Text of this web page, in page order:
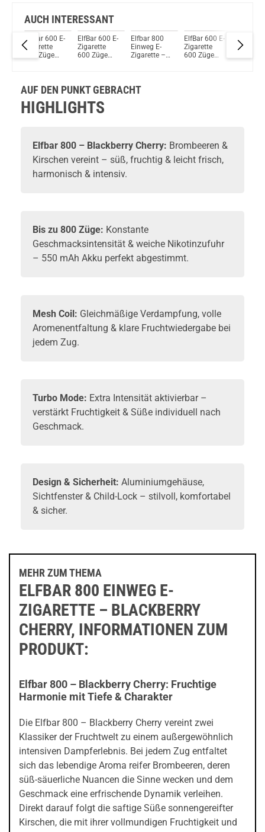
AUCH INTERESSANT
ElfBar 600 E-
Zigarette
600 Züge
ElfBar 600 E-
Zigarette
600 Züge
Elfbar 800
Einweg E-
Zigarette –
ElfBar 600 E-
Zigarette
600 Züge
Elfbar
Einweg
AUF DEN PUNKT GEBRACHT
HIGHLIGHTS
Elfbar 800 – Blackberry Cherry: Brombeeren &
Kirschen vereint – süß, fruchtig & leicht frisch,
harmonisch & intensiv.
Bis zu 800 Züge: Konstante
Geschmacksintensität & weiche Nikotinzufuhr
– 550 mAh Akku perfekt abgestimmt.
Mesh Coil: Gleichmäßige Verdampfung, volle
Aromenentfaltung & klare Fruchtwiedergabe bei
jedem Zug.
Turbo Mode: Extra Intensität aktivierbar –
verstärkt Fruchtigkeit & Süße individuell nach
Geschmack.
Design & Sicherheit: Aluminiumgehäuse,
Sichtfenster & Child-Lock – stilvoll, komfortabel
& sicher.
MEHR ZUM THEMA
ELFBAR 800 EINWEG E-
ZIGARETTE – BLACKBERRY
CHERRY, INFORMATIONEN ZUM
PRODUKT:
Elfbar 800 – Blackberry Cherry: Fruchtige
Harmonie mit Tiefe & Charakter
Die Elfbar 800 – Blackberry Cherry vereint zwei
Klassiker der Fruchtwelt zu einem außergewöhnlich
intensiven Dampferlebnis. Bei jedem Zug entfaltet
sich das lebendige Aroma reifer Brombeeren, deren
süß-säuerliche Nuancen die Sinne wecken und dem
Geschmack eine erfrischende Dynamik verleihen.
Direkt darauf folgt die saftige Süße sonnengereifter
Kirschen, die mit ihrer vollmundigen Fruchtigkeit und